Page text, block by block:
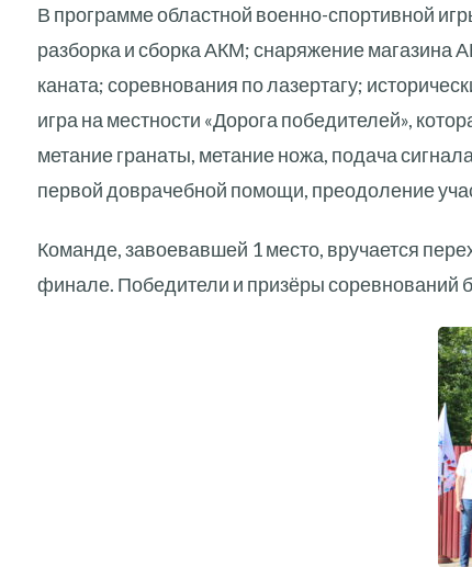
В программе областной военно-спортивной
разборка и сборка АКМ; снаряжение магазина
каната; соревнования по лазертагу;
игра на местности «Дорога победителей»,
метание гранаты, метание ножа, подача
первой доврачебной помощи, преодоление
Команде, завоевавшей 1 место, вручается
финале. Победители и призёры соревнований